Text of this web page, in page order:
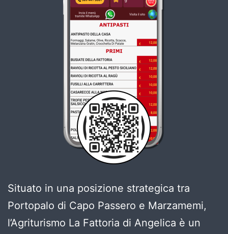
Situato in una posizione strategica tra
Portopalo di Capo Passero e Marzamemi,
l’Agriturismo La Fattoria di Angelica è un